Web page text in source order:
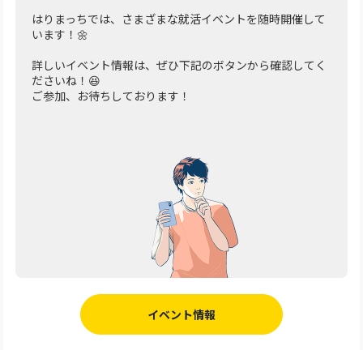
はりまっちでは、さまざまな就活イベントを随時開催して
います！🌼
詳しいイベント情報は、ぜひ下記のボタンから確認してく
ださいね！😆
ご参加、お待ちしております！
イベント情報